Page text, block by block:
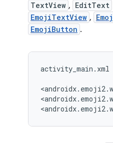
TextView , EditText
EmojiTextView ,
EmojiButton .
activity_main.xml